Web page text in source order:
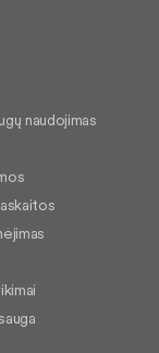
naudojimas